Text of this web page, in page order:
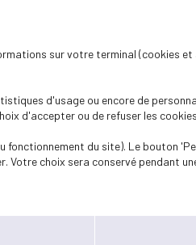
sur votre terminal (cookies
d'usage ou encore de
d'accepter ou de refuser les
du site). Le bouton
choix sera conservé pendant